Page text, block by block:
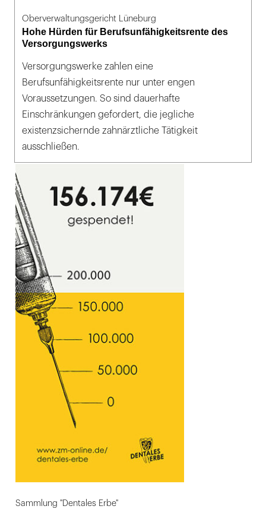
Oberverwaltungsgericht Lüneburg
Hohe Hürden für Berufsunfähigkeitsrente des
Versorgungswerks
Versorgungswerke zahlen eine
Berufsunfähigkeitsrente nur unter engen
Voraussetzungen. So sind dauerhafte
Einschränkungen gefordert, die jegliche
existenzsichernde zahnärztliche Tätigkeit
ausschließen.
Sammlung "Dentales Erbe"